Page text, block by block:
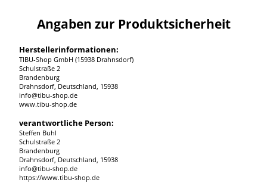
Angaben zur Produktsicherheit
Herstellerinformationen:
TIBU-Shop GmbH (15938 Drahnsdorf)
Schulstraße 2
Brandenburg
Drahnsdorf, Deutschland, 15938
info@tibu-shop.de
www.tibu-shop.de
verantwortliche Person:
Steffen Buhl
Schulstraße 2
Brandenburg
Drahnsdorf, Deutschland, 15938
info@tibu-shop.de
https://www.tibu-shop.de